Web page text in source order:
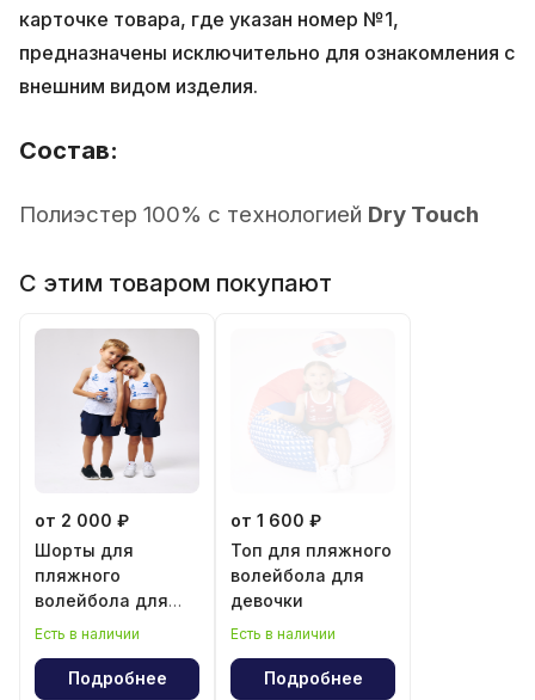
карточке товара, где указан номер №1,
предназначены исключительно для ознакомления с
внешним видом изделия.
Состав:
Полиэстер 100% с технологией Dry Touch
С этим товаром покупают
от 2 000 ₽
Шорты для
пляжного
волейбола для
мальчика и
Есть в наличии
Подробнее
от 1 600 ₽
Топ для пляжного
волейбола для
девочки
Есть в наличии
Подробнее